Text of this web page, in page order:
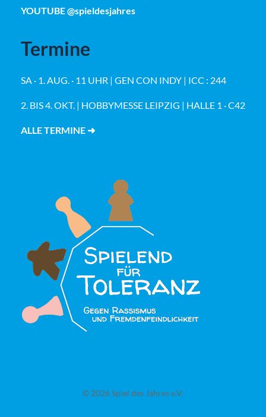
YOUTUBE @spieldesjahres
Termine
SA · 1. AUG. · 11 UHR | GEN CON INDY | ICC : 244
2. BIS 4. OKT. | HOBBYMESSE LEIPZIG | HALLE 1 · C42
ALLE TERMINE ➜
© 2026 Spiel des Jahres e.V.